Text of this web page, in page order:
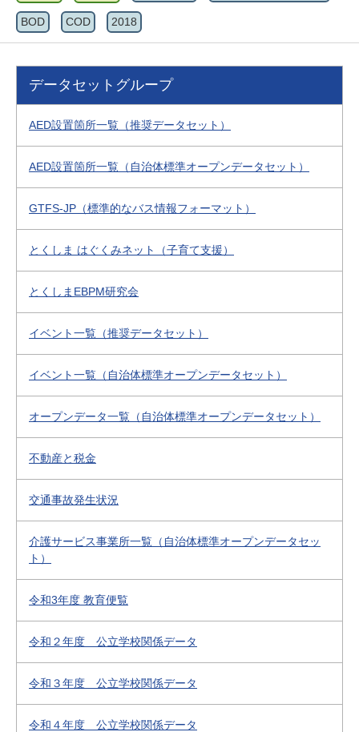
BOD COD 2018
データセットグループ
AED設置箇所一覧（推奨データセット）
AED設置箇所一覧（自治体標準オープンデータセット）
GTFS-JP（標準的なバス情報フォーマット）
とくしま はぐくみネット（子育て支援）
とくしまEBPM研究会
イベント一覧（推奨データセット）
イベント一覧（自治体標準オープンデータセット）
オープンデータ一覧（自治体標準オープンデータセット）
不動産と税金
交通事故発生状況
介護サービス事業所一覧（自治体標準オープンデータセッ
ト）
令和3年度 教育便覧
令和２年度 公立学校関係データ
令和３年度 公立学校関係データ
令和４年度 公立学校関係データ